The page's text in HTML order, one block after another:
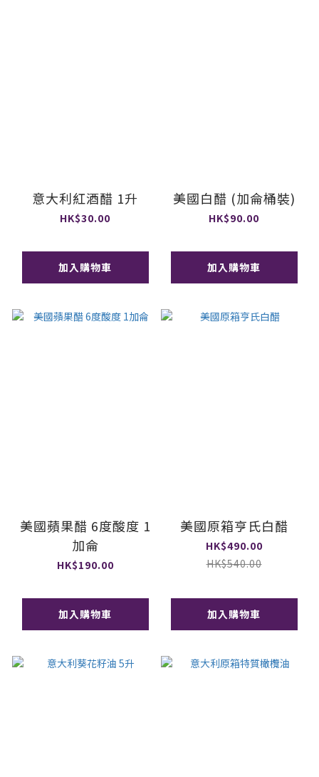
意大利紅酒醋 1升
HK$30.00
加入購物車
美國白醋 (加侖桶裝)
HK$90.00
加入購物車
美國蘋果醋 6度酸度 1
加侖
HK$190.00
加入購物車
美國原箱亨氏白醋
HK$490.00
HK$540.00
加入購物車